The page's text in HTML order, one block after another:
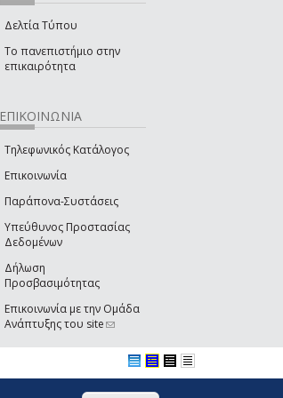
Δελτία Τύπου
Το πανεπιστήμιο στην
επικαιρότητα
ΕΠΙΚΟΙΝΩΝΙΑ
Τηλεφωνικός Κατάλογος
Επικοινωνία
Παράπονα-Συστάσεις
Υπεύθυνος Προστασίας
Δεδομένων
Δήλωση
Προσβασιμότητας
Επικοινωνία με την Ομάδα
Ανάπτυξης του site(link sends e-mail)